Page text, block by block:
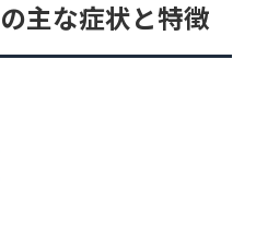
主な症状と特徴